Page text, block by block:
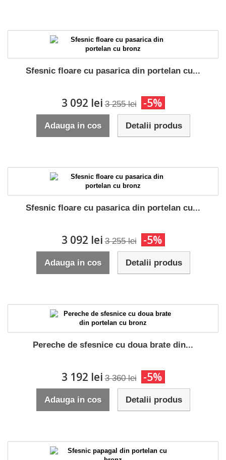
Sfesnic floare cu pasarica din portelan cu...
3 092 lei 3 255 lei -5%
Adauga in cos Detalii produs
Sfesnic floare cu pasarica din portelan cu...
3 092 lei 3 255 lei -5%
Adauga in cos Detalii produs
Pereche de sfesnice cu doua brate din...
3 192 lei 3 360 lei -5%
Adauga in cos Detalii produs